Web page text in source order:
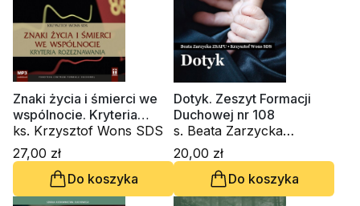
Znaki życia i śmierci we
wspólnocie. Kryteria
rozeznawania (CD-
audiobook)
ks. Krzysztof Wons SDS
27,00 zł
Do koszyka
Dotyk. Zeszyt Formacji
Duchowej nr 108
s. Beata Zarzycka
ZSAPU, ks. Krzysztof
Wons SDS
20,00 zł
Do koszyka